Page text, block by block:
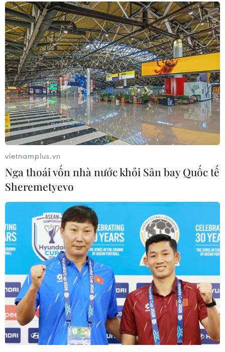
TIN CÙNG CHUYÊN MỤC
Nghệ nhân Đặng Văn Hậu
thổi sức sống mới cho nghệ thuật tò
he truyền thống
07/08/2026 03:19
Sập công trình tại Cuba khiến 2
người tử vong
07/08/2026 01:48
vietnamplus.vn
Nga thoái vốn nhà nước khỏi Sân bay Quốc tế
Sheremetyevo